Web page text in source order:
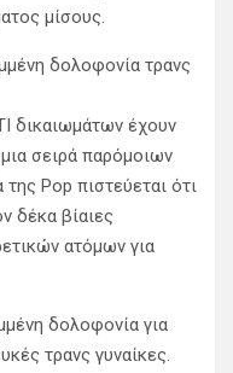
μίσους.
δολοφονία τρανς
δικαιωμάτων έχουν
σειρά παρόμοιων
Pop πιστεύεται ότι
δέκα βίαιες
ατόμων για
δολοφονία για
τρανς γυναίκες.